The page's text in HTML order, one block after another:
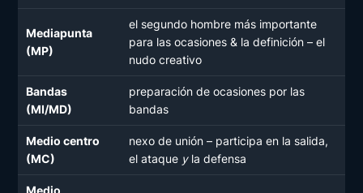
Mediapunta
(MP)
el segundo hombre más importante
para las ocasiones & la definición – el
nudo creativo
Bandas
(MI/MD)
preparación de ocasiones por las
bandas
Medio centro
(MC)
nexo de unión – participa en la salida,
el ataque yla defensa